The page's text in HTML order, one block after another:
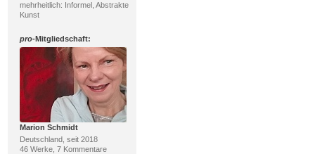
mehrheitlich: Informel, Abstrakte
Kunst
pro-Mitgliedschaft:
Marion Schmidt
Deutschland, seit 2018
46 Werke, 7 Kommentare